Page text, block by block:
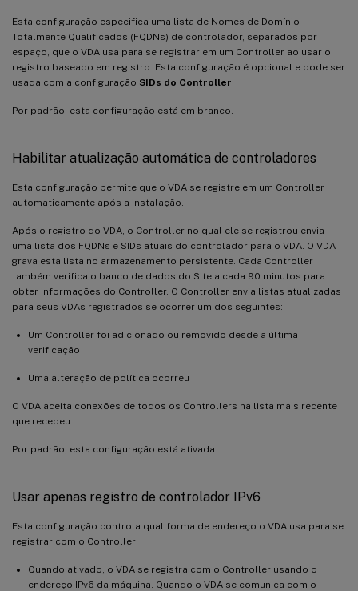
Esta configuração especifica uma lista de Nomes de Domínio
Totalmente Qualificados (FQDNs) de controlador, separados por
espaço, que o VDA usa para se registrar em um Controller ao usar o
registro baseado em registro. Esta configuração é opcional e pode ser
usada com a configuração SIDs do Controller
Por padrão, esta configuração está em branco.
Habilitar atualização automática de controladores
Esta configuração permite que o VDA se registre em um Controller
automaticamente após a instalação.
Após o registro do VDA, o Controller no qual ele se registrou envia
uma lista dos FQDNs e SIDs atuais do controlador para o VDA. O VDA
grava esta lista no armazenamento persistente. Cada Controller
também verifica o banco de dados do Site a cada 90 minutos para
obter informações do Controller. O Controller envia listas atualizadas
para seus VDAs registrados se ocorrer um dos seguintes:
Um Controller foi adicionado ou removido desde a última
verificação
Uma alteração de política ocorreu
O VDA aceita conexões de todos os Controllers na lista mais recente
que recebeu.
Por padrão, esta configuração está ativada.
Usar apenas registro de controlador IPv6
Esta configuração controla qual forma de endereço o VDA usa para se
registrar com o Controller:
Quando ativado, o VDA se registra com o Controller usando o
endereço IPv6 da máquina. Quando o VDA se comunica com o